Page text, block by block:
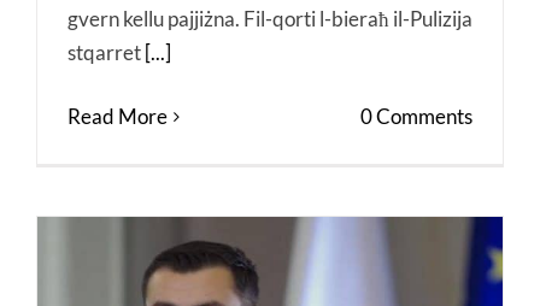
gvern kellu pajjiżna. Fil-qorti l-bieraħ il-Pulizija
stqarret [...]
Read More 0 Comments